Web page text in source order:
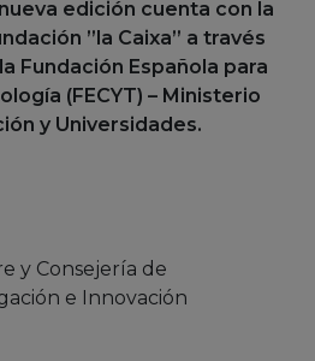
edición cuenta con la
”la Caixa” a través
Fundación Española para
(FECYT) – Ministerio
y Universidades.
y Consejería de
e Innovación